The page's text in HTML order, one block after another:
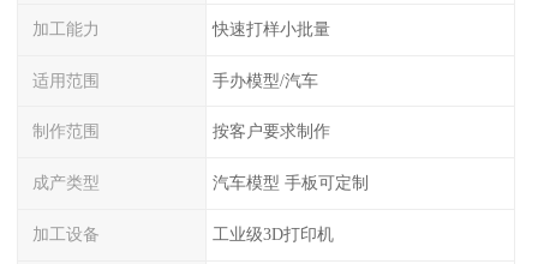
加工能力 快速打样小批量
适用范围 手办模型/汽车
制作范围 按客户要求制作
成产类型 汽车模型 手板可定制
加工设备 工业级3D打印机